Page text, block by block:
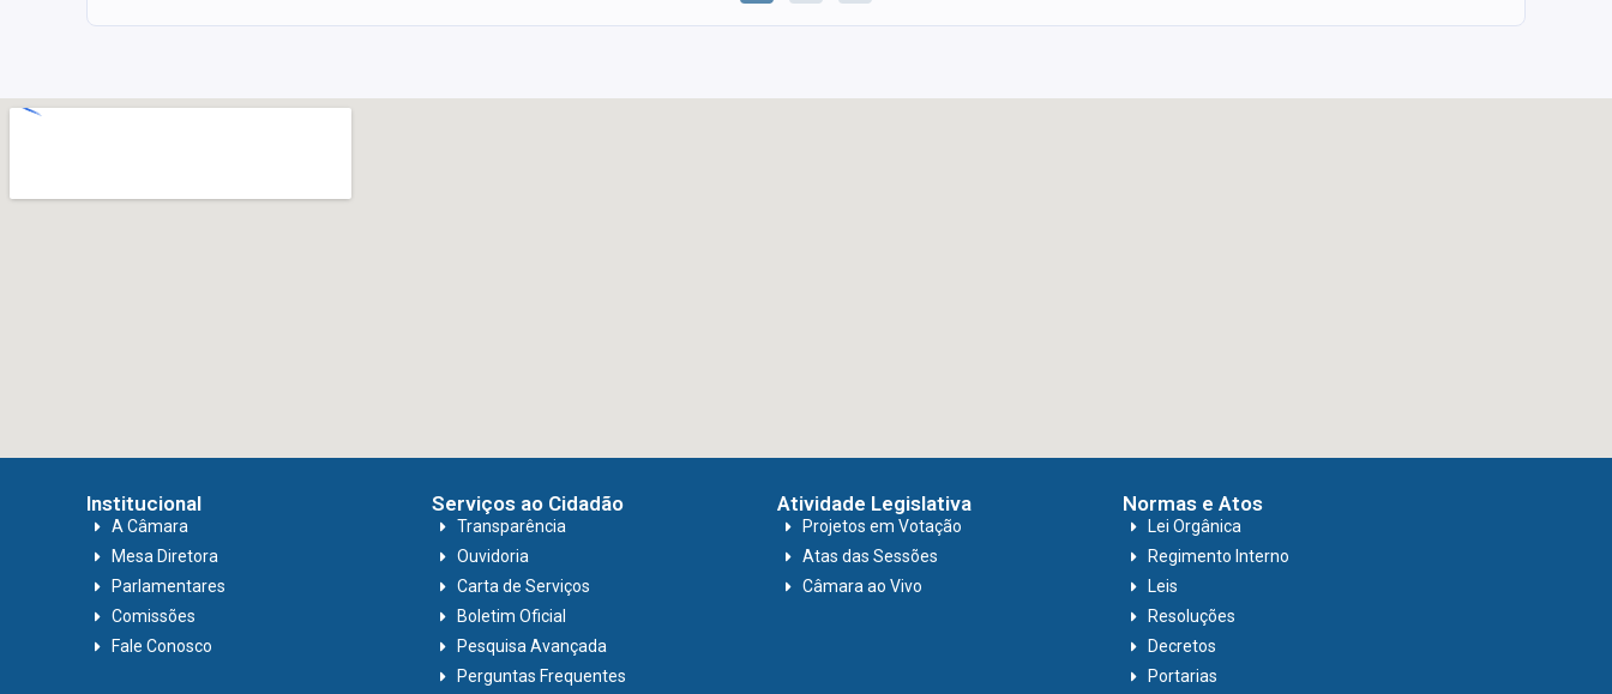
Institucional
A Câmara
Mesa Diretora
Parlamentares
Comissões
Fale Conosco
Serviços ao Cidadão
Transparência
Ouvidoria
Carta de Serviços
Boletim Oficial
Pesquisa Avançada
Perguntas Frequentes
Atividade Legislativa
Projetos em Votação
Atas das Sessões
Câmara ao Vivo
Normas e Atos
Lei Orgânica
Regimento Interno
Leis
Resoluções
Decretos
Portarias